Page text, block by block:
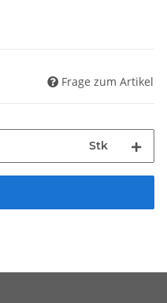
Frage zum Artikel
Stk